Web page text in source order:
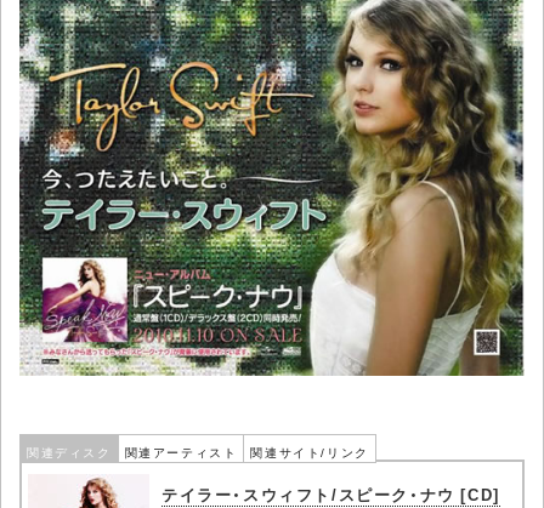
関連ディスク 関連アーティスト 関連サイト/リンク
テイラー・スウィフト/スピーク・ナウ [CD]